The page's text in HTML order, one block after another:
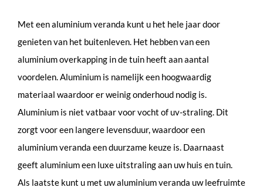
Met een aluminium veranda kunt u het hele jaar door
genieten van het buitenleven. Het hebben van een
aluminium overkapping in de tuin heeft aan aantal
voordelen. Aluminium is namelijk een hoogwaardig
materiaal waardoor er weinig onderhoud nodig is.
Aluminium is niet vatbaar voor vocht of uv-straling. Dit
zorgt voor een langere levensduur, waardoor een
aluminium veranda een duurzame keuze is. Daarnaast
geeft aluminium een luxe uitstraling aan uw huis en tuin.
Als laatste kunt u met uw aluminium veranda uw leefruimte